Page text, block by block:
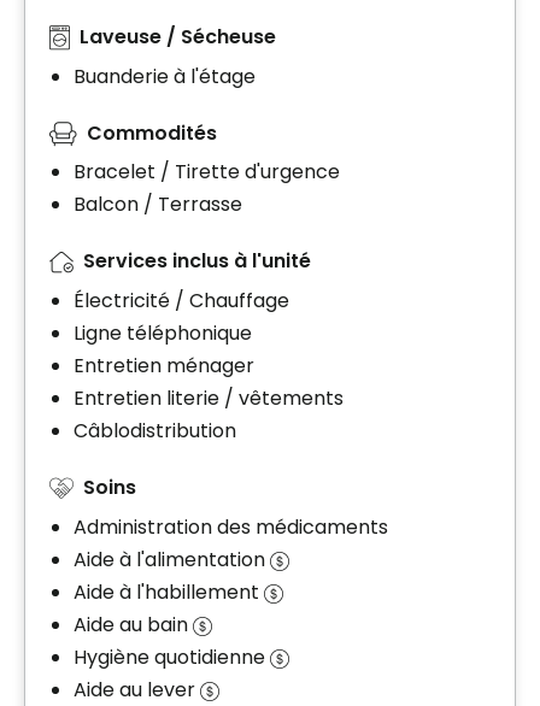
Laveuse / Sécheuse
Buanderie à l'étage
Commodités
Bracelet / Tirette d'urgence
Balcon / Terrasse
Services inclus à l'unité
Électricité / Chauffage
Ligne téléphonique
Entretien ménager
Entretien literie / vêtements
Câblodistribution
Soins
Administration des médicaments
Aide à l'alimentation
Aide à l'habillement
Aide au bain
Hygiène quotidienne
Aide au lever